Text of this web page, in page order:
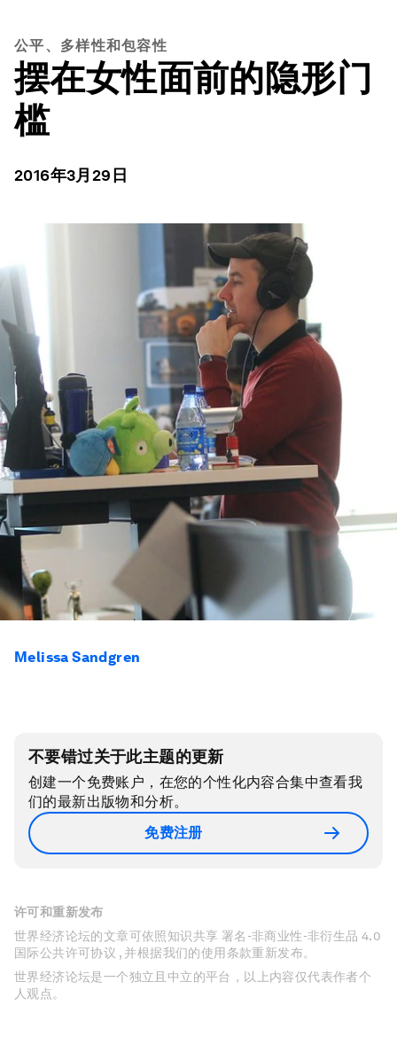
公平、多样性和包容性
摆在女性面前的隐形门
槛
2016年3月29日
Melissa Sandgren
不要错过关于此主题的更新
创建一个免费账户，在您的个性化内容合集中查看我
们的最新出版物和分析。
免费注册
许可和重新发布
世界经济论坛的文章可依照知识共享 署名-非商业性-非衍生品 4.0
国际公共许可协议 , 并根据我们的使用条款重新发布。
世界经济论坛是一个独立且中立的平台，以上内容仅代表作者个
人观点。